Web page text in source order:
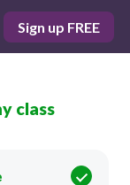
Sign up FREE
Score 0
class